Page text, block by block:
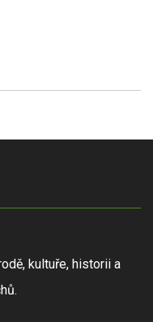
kultuře, historii a